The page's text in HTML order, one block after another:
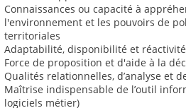
Connaissances ou capacité à
l'environnement et les pouvoirs de
territoriales
Adaptabilité, disponibilité et
Force de proposition et d'aide à la
Qualités relationnelles, d’analyse et
Maîtrise indispensable de l’outil
logiciels métier)